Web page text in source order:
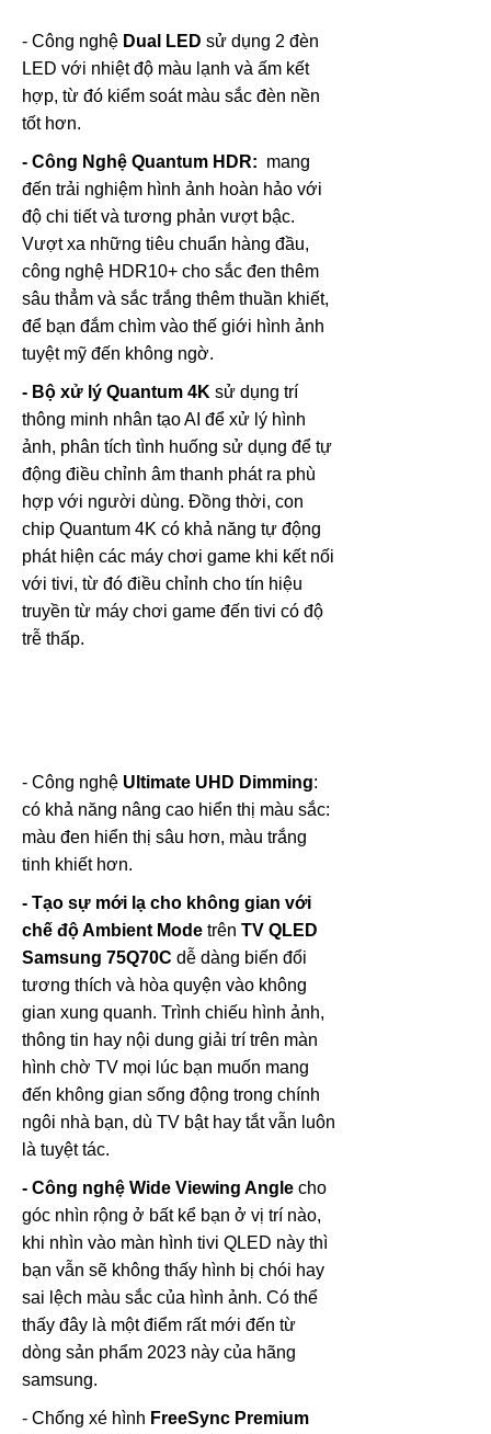
- Công nghệ Dual LED sử dụng 2 đèn
LED với nhiệt độ màu lạnh và ấm kết
hợp, từ đó kiểm soát màu sắc đèn nền
tốt hơn.
- Công Nghệ Quantum HDR: mang
đến trải nghiệm hình ảnh hoàn hảo với
độ chi tiết và tương phản vượt bậc.
Vượt xa những tiêu chuẩn hàng đầu,
công nghệ HDR10+ cho sắc đen thêm
sâu thẳm và sắc trắng thêm thuần khiết,
để bạn đắm chìm vào thế giới hình ảnh
tuyệt mỹ đến không ngờ.
- Bộ xử lý Quantum 4K sử dụng trí
thông minh nhân tạo AI để xử lý hình
ảnh, phân tích tình huống sử dụng để tự
động điều chỉnh âm thanh phát ra phù
hợp với người dùng. Đồng thời, con
chip Quantum 4K có khả năng tự động
phát hiện các máy chơi game khi kết nối
với tivi, từ đó điều chỉnh cho tín hiệu
truyền từ máy chơi game đến tivi có độ
trễ thấp.
- Công nghệ Ultimate UHD Dimming:
có khả năng nâng cao hiển thị màu sắc:
màu đen hiển thị sâu hơn, màu trắng
tinh khiết hơn.
- Tạo sự mới lạ cho không gian với
chế độ Ambient Mode trên TV QLED
Samsung 75Q70C dễ dàng biến đổi
tương thích và hòa quyện vào không
gian xung quanh. Trình chiếu hình ảnh,
thông tin hay nội dung giải trí trên màn
hình chờ TV mọi lúc bạn muốn mang
đến không gian sống động trong chính
ngôi nhà bạn, dù TV bật hay tắt vẫn luôn
là tuyệt tác.
- Công nghệ Wide Viewing Angle cho
góc nhìn rộng ở bất kể bạn ở vị trí nào,
khi nhìn vào màn hình tivi QLED này thì
bạn vẫn sẽ không thấy hình bị chói hay
sai lệch màu sắc của hình ảnh. Có thể
thấy đây là một điểm rất mới đến từ
dòng sản phẩm 2023 này của hãng
samsung.
- Chống xé hình FreeSync Premium